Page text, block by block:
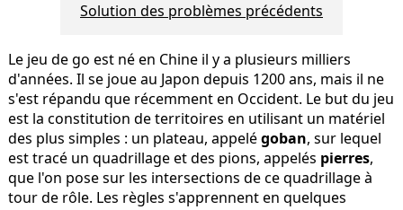
Solution des problèmes précédents
Le jeu de go est né en Chine il y a plusieurs milliers
d'années. Il se joue au Japon depuis 1200 ans, mais il ne
s'est répandu que récemment en Occident. Le but du jeu
est la constitution de territoires en utilisant un matériel
des plus simples : un plateau, appelégoban, sur lequel
est tracé un quadrillage et des pions, appelés pierres,
que l'on pose sur les intersections de ce quadrillage à
tour de rôle. Les règles s'apprennent en quelques